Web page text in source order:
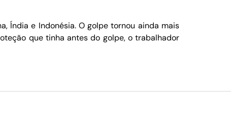
Índia e Indonésia. O golpe tornou ainda mais
que tinha antes do golpe, o trabalhador